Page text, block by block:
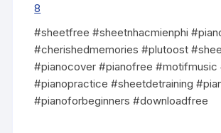
8
#sheetfree #sheetnhacmienphi
#cherishedmemories #plutoost
#pianocover #pianofree #motifmusic
#pianopractice #sheetdetraining
#pianoforbeginners #downloadfree